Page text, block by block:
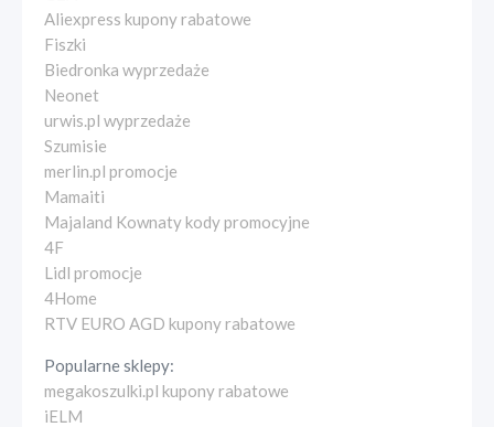
Aliexpress kupony rabatowe
Fiszki
Biedronka wyprzedaże
Neonet
urwis.pl wyprzedaże
Szumisie
merlin.pl promocje
Mamaiti
Majaland Kownaty kody promocyjne
4F
Lidl promocje
4Home
RTV EURO AGD kupony rabatowe
Popularne sklepy:
megakoszulki.pl kupony rabatowe
iELM